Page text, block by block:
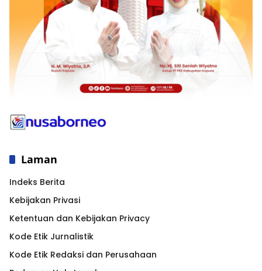
Laman
Indeks Berita
Kebijakan Privasi
Ketentuan dan Kebijakan Privacy
Kode Etik Jurnalistik
Kode Etik Redaksi dan Perusahaan